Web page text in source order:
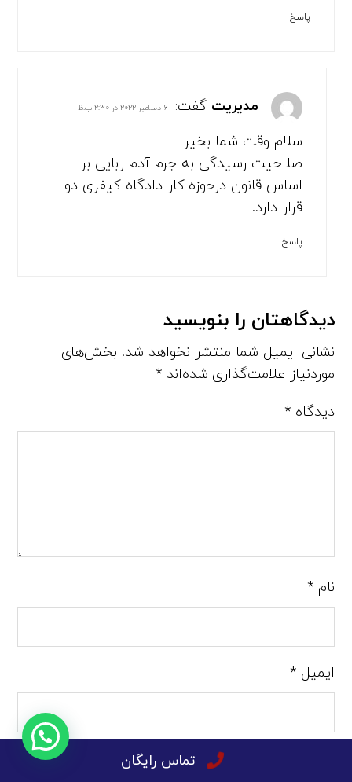
پاسخ
مدیریت گفت: ۶ دسامبر ۲۰۲۲ در ۲:۳۰ ب.ظ
سلام وقت شما بخیر
صلاحیت رسیدگی به جرم آدم ربایی بر
اساس قانون درحوزه کار دادگاه کیفری دو
قرار دارد.
پاسخ
دیدگاهتان را بنویسید
نشانی ایمیل شما منتشر نخواهد شد. بخش‌های
موردنیاز علامت‌گذاری شده‌اند*
دیدگاه*
نام*
ایمیل*
تماس رایگان